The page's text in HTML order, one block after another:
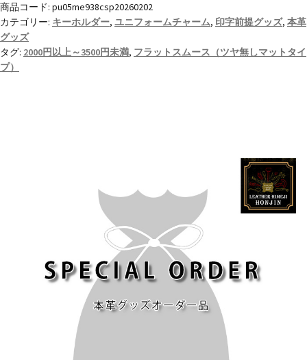
ペ
ー
ジ】
本
商品コード: pu05me938csp20260202
カテゴリー: キーホルダー, ユニフォームチャーム, 印字前提グッズ, 本革
グッズ
タグ: 2000円以上～3500円未満, フラットスムース（ツヤ無しマットタイ
プ）